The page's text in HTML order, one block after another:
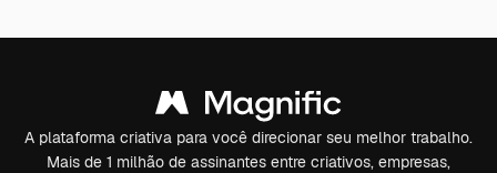
A plataforma criativa para você direcionar seu melhor trabalho.
Mais de 1 milhão de assinantes entre criativos, empresas,